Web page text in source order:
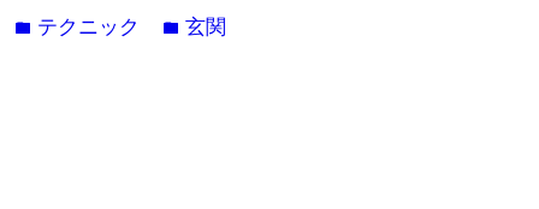
folder テクニック folder玄関